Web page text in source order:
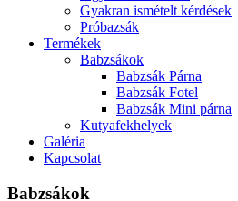
Gyakran ismételt kérdések
Próbazsák
Termékek
Babzsákok
Babzsák Párna
Babzsák Fotel
Babzsák Mini párna
Kutyafekhelyek
Galéria
Kapcsolat
Babzsákok